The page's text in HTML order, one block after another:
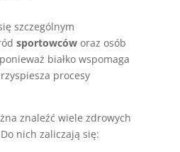
szczególnym
sportowcóworaz osób
białko wspomaga
procesy
znaleźć wiele zdrowych
nich zaliczają się: